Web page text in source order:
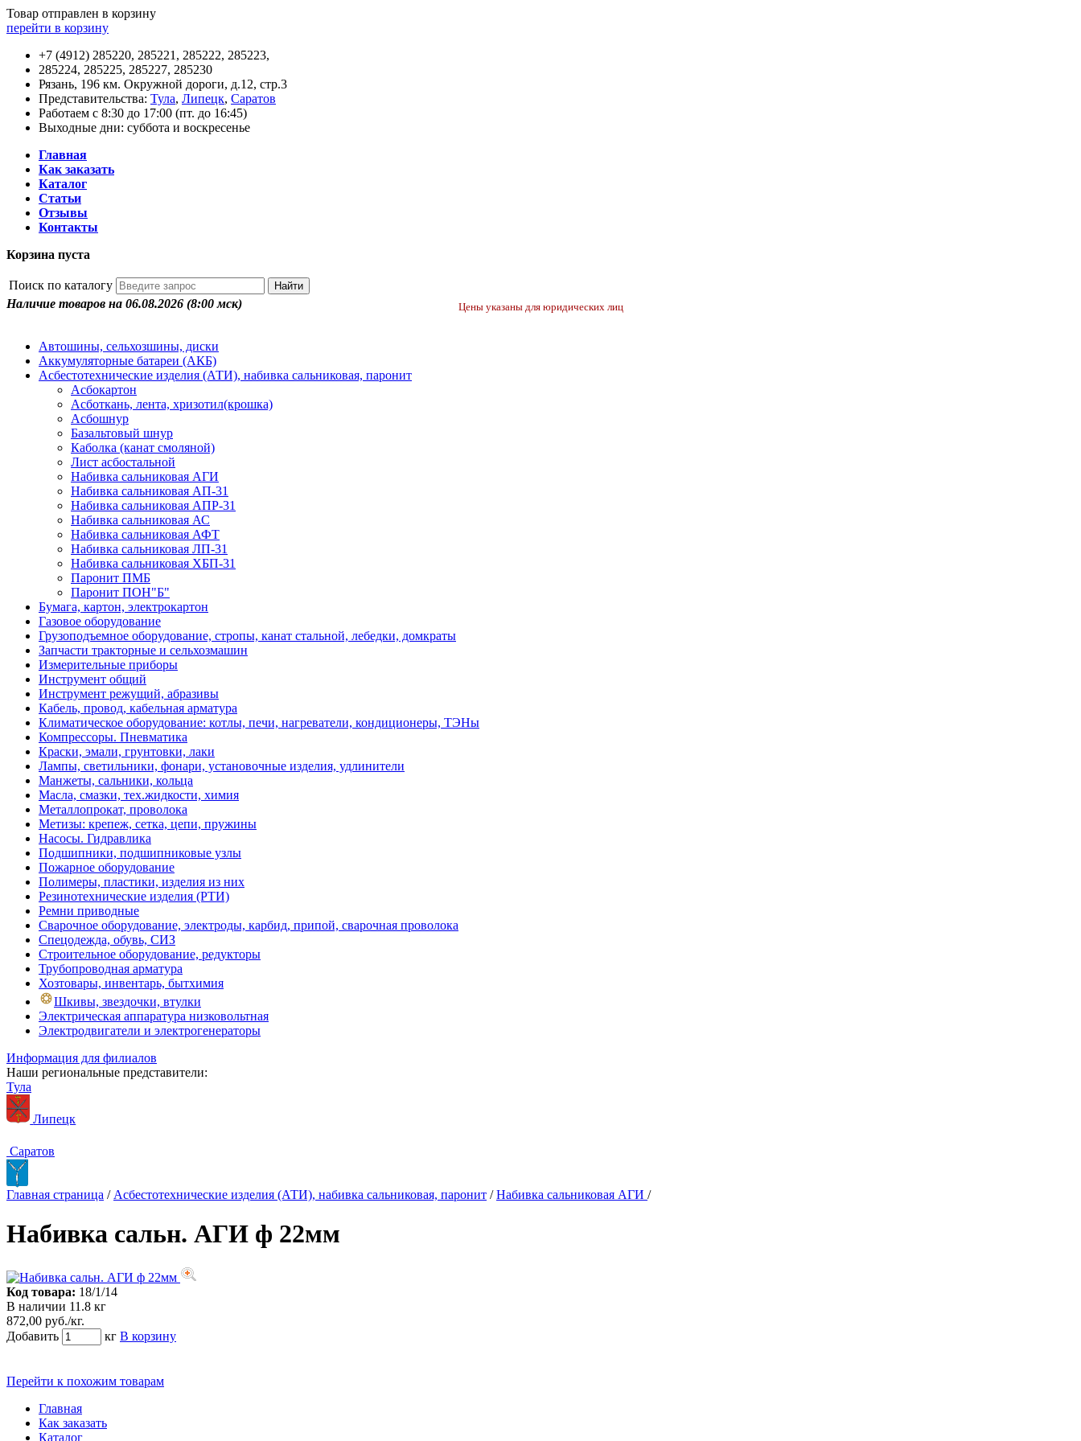
Товар отправлен в корзину
перейти в корзину
+7 (4912) 285220, 285221, 285222, 285223,
285224, 285225, 285227, 285230
Рязань, 196 км. Окружной дороги, д.12, стр.3
Представительства: Тула, Липецк, Саратов
Работаем с 8:30 до 17:00 (пт. до 16:45)
Выходные дни: суббота и воскресенье
Главная
Как заказать
Каталог
Статьи
Отзывы
Контакты
Корзина пуста
Поиск по каталогу
Наличие товаров на 06.08.2026 (8:00 мск) Цены указаны для юридических лиц
Автошины, сельхозшины, диски
Аккумуляторные батареи (АКБ)
Асбестотехнические изделия (АТИ), набивка сальниковая, паронит
Асбокартон
Асботкань, лента, хризотил(крошка)
Асбошнур
Базальтовый шнур
Каболка (канат смоляной)
Лист асбостальной
Набивка сальниковая АГИ
Набивка сальниковая АП-31
Набивка сальниковая АПР-31
Набивка сальниковая АС
Набивка сальниковая АФТ
Набивка сальниковая ЛП-31
Набивка сальниковая ХБП-31
Паронит ПМБ
Паронит ПОН"Б"
Бумага, картон, электрокартон
Газовое оборудование
Грузоподъемное оборудование, стропы, канат стальной, лебедки, домкраты
Запчасти тракторные и сельхозмашин
Измерительные приборы
Инструмент общий
Инструмент режущий, абразивы
Кабель, провод, кабельная арматура
Климатическое оборудование: котлы, печи, нагреватели, кондиционеры, ТЭНы
Компрессоры. Пневматика
Краски, эмали, грунтовки, лаки
Лампы, светильники, фонари, установочные изделия, удлинители
Манжеты, сальники, кольца
Масла, смазки, тех.жидкости, химия
Металлопрокат, проволока
Метизы: крепеж, сетка, цепи, пружины
Насосы. Гидравлика
Подшипники, подшипниковые узлы
Пожарное оборудование
Полимеры, пластики, изделия из них
Резинотехнические изделия (РТИ)
Ремни приводные
Сварочное оборудование, электроды, карбид, припой, сварочная проволока
Спецодежда, обувь, СИЗ
Строительное оборудование, редукторы
Трубопроводная арматура
Хозтовары, инвентарь, бытхимия
Шкивы, звездочки, втулки
Электрическая аппаратура низковольтная
Электродвигатели и электрогенераторы
Информация для филиалов
Наши региональные представители:
Тула
Липецк
Саратов
Главная страница / Асбестотехнические изделия (АТИ), набивка сальниковая, паронит / Набивка сальниковая АГИ /
Набивка сальн. АГИ ф 22мм
Код товара: 18/1/14
В наличии 11.8 кг
872,00 руб./кг.
Добавить
кг В корзину
Перейти к похожим товарам
Главная
Как заказать
Каталог